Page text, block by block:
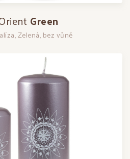
Green
Zelená, bez vůně